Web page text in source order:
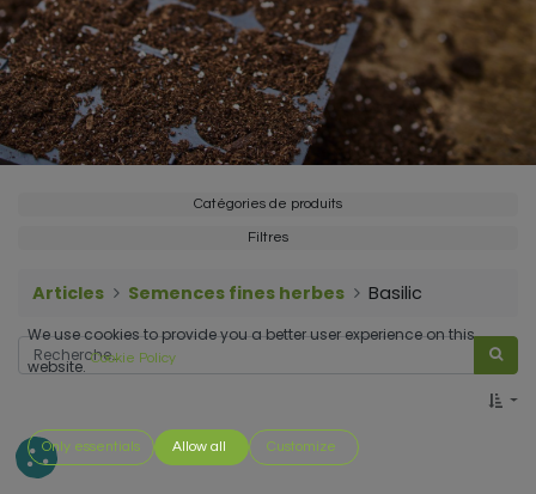
Catégories de produits
Filtres
Articles Semences fines herbes Basilic
We use cookies to provide you a better user experience on this
website. Cookie Policy
Only essentials Allow all Customize